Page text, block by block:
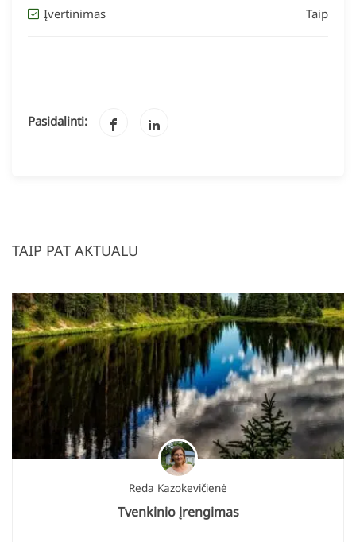
Įvertinimas Taip
Pasidalinti:
TAIP PAT AKTUALU
Reda Kazokevičienė
Tvenkinio įrengimas